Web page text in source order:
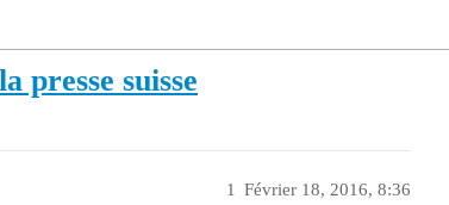
presse suisse
Février 18, 2016, 8:36
1